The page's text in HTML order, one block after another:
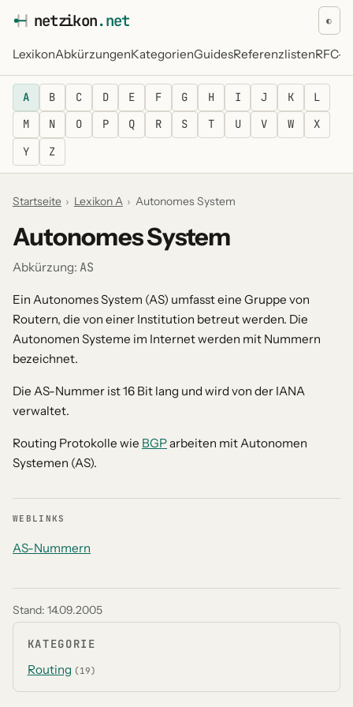
netzikon.net
LexikonAbkürzungenKategorienGuidesReferenzlistenRFC-
◐
A B C D E F G H I J K
L
M
N O P Q R S T U V W
X
Y
Z
Startseite › Lexikon A › Autonomes System
Autonomes System
Abkürzung: AS
Ein Autonomes System (AS) umfasst eine Gruppe von
Routern, die von einer Institution betreut werden. Die
Autonomen Systeme im Internet werden mit Nummern
bezeichnet.
Die AS-Nummer ist 16 Bit lang und wird von der IANA
verwaltet.
Routing Protokolle wie BGParbeiten mit Autonomen
Systemen (AS).
WEBLINKS
AS-Nummern
Stand: 14.09.2005
KATEGORIE
Routing (19)